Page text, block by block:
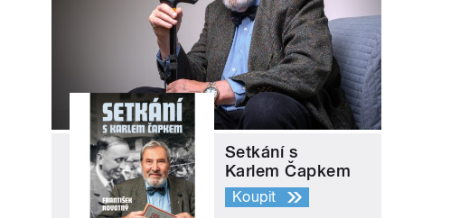
Setkání s
Karlem Čapkem
Koupit